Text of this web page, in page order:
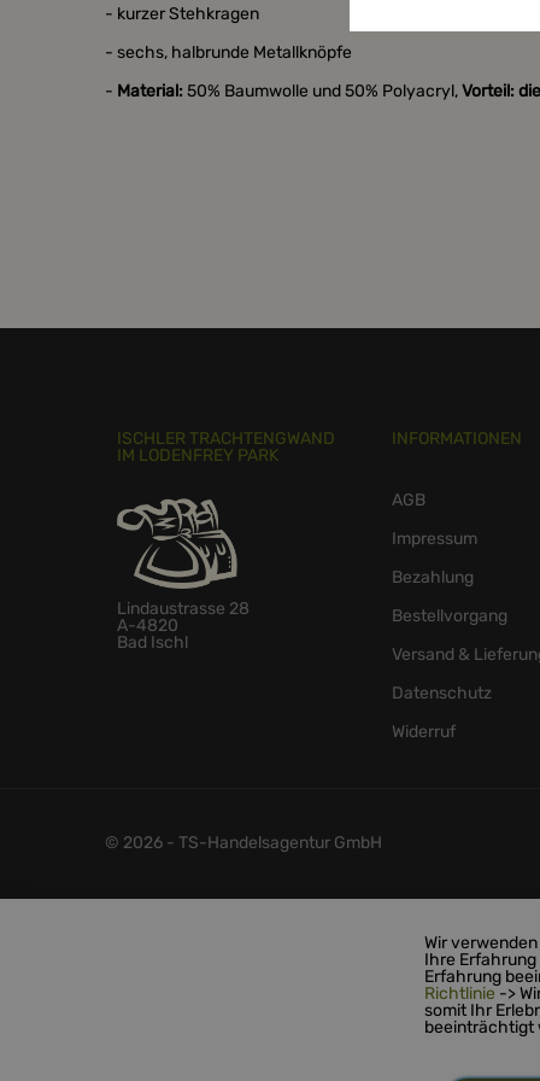
- kurzer Stehkragen
- sechs, halbrunde Metallknöpfe
- Material: 50% Baumwolle und 50% Polyacryl,Vorteil:
ISCHLER TRACHTENGWAND
IM LODENFREY PARK
Lindaustrasse 28
A-4820
Bad Ischl
INFORMATIONEN
AGB
Impressum
Bezahlung
Bestellvorgang
Versand &
Datenschutz
Widerruf
© 2026 - TS-Handelsagentur GmbH
Wir
Ihre Erfahrung
Erfahrung
Richtlinie ->
somit Ihr
beeinträchtigt